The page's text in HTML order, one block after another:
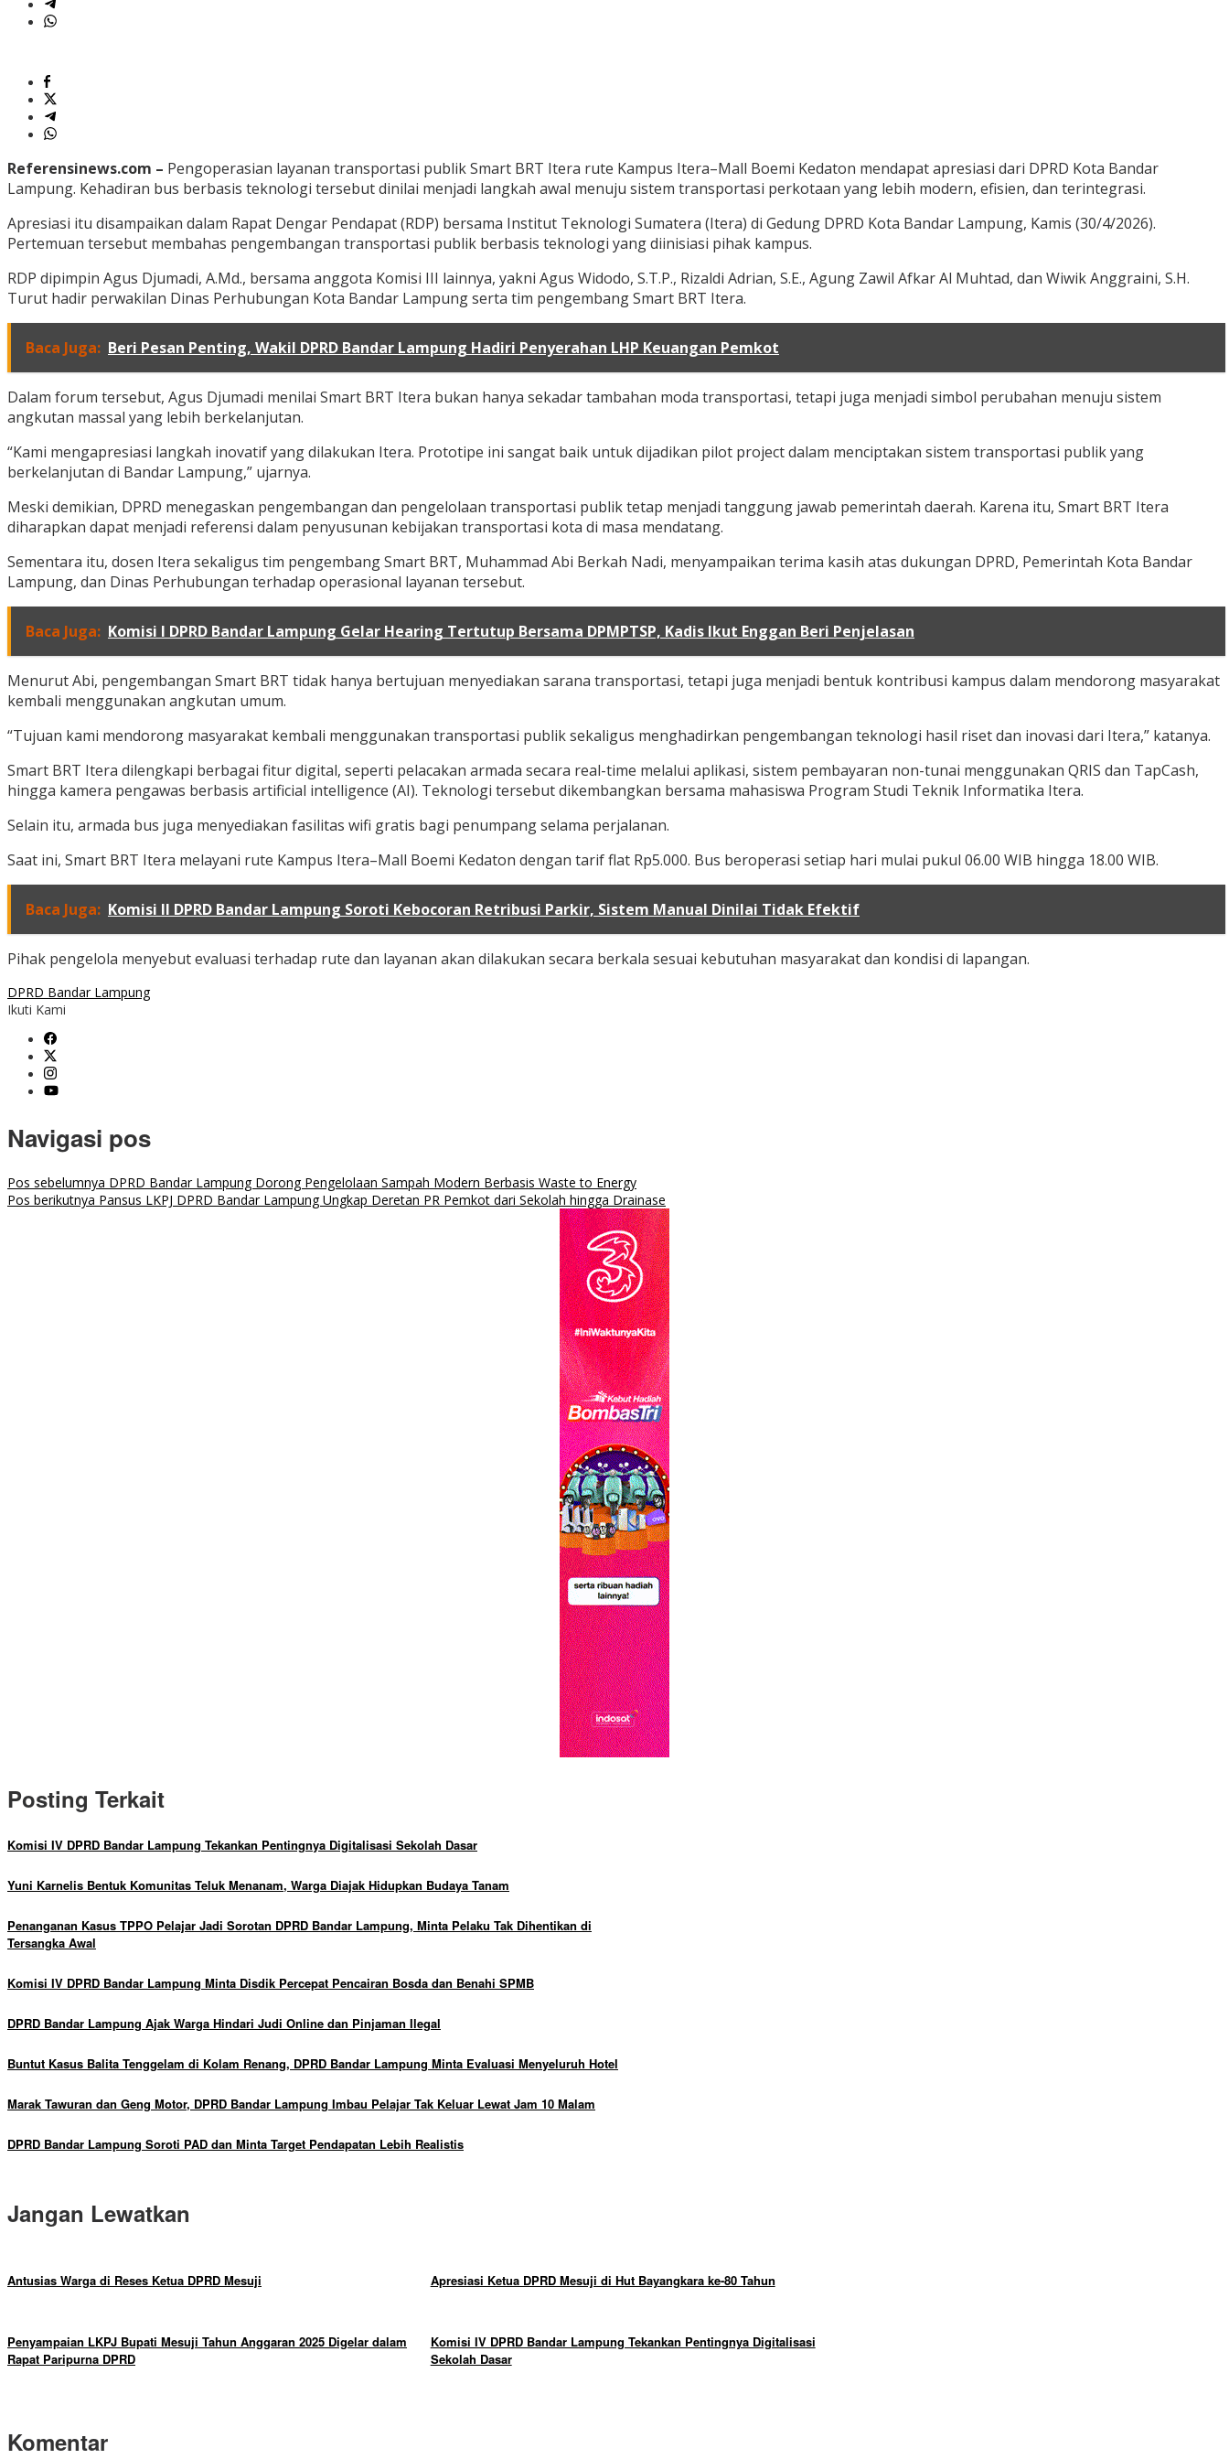
Referensinews.com – Pengoperasian layanan transportasi publik Smart BRT Itera rute Kampus Itera–Mall Boemi Kedaton mendapat apresiasi dari DPRD Kota Bandar
Lampung. Kehadiran bus berbasis teknologi tersebut dinilai menjadi langkah awal menuju sistem transportasi perkotaan yang lebih modern, efisien, dan terintegrasi.
Apresiasi itu disampaikan dalam Rapat Dengar Pendapat (RDP) bersama Institut Teknologi Sumatera (Itera) di Gedung DPRD Kota Bandar Lampung, Kamis (30/4/2026).
Pertemuan tersebut membahas pengembangan transportasi publik berbasis teknologi yang diinisiasi pihak kampus.
RDP dipimpin Agus Djumadi, A.Md., bersama anggota Komisi III lainnya, yakni Agus Widodo, S.T.P., Rizaldi Adrian, S.E., Agung Zawil Afkar Al Muhtad, dan Wiwik Anggraini, S.H.
Turut hadir perwakilan Dinas Perhubungan Kota Bandar Lampung serta tim pengembang Smart BRT Itera.
Baca Juga: Beri Pesan Penting, Wakil DPRD Bandar Lampung Hadiri Penyerahan LHP Keuangan Pemkot
Dalam forum tersebut, Agus Djumadi menilai Smart BRT Itera bukan hanya sekadar tambahan moda transportasi, tetapi juga menjadi simbol perubahan menuju sistem
angkutan massal yang lebih berkelanjutan.
“Kami mengapresiasi langkah inovatif yang dilakukan Itera. Prototipe ini sangat baik untuk dijadikan pilot project dalam menciptakan sistem transportasi publik yang
berkelanjutan di Bandar Lampung,” ujarnya.
Meski demikian, DPRD menegaskan pengembangan dan pengelolaan transportasi publik tetap menjadi tanggung jawab pemerintah daerah. Karena itu, Smart BRT Itera
diharapkan dapat menjadi referensi dalam penyusunan kebijakan transportasi kota di masa mendatang.
Sementara itu, dosen Itera sekaligus tim pengembang Smart BRT, Muhammad Abi Berkah Nadi, menyampaikan terima kasih atas dukungan DPRD, Pemerintah Kota Bandar
Lampung, dan Dinas Perhubungan terhadap operasional layanan tersebut.
Baca Juga: Komisi I DPRD Bandar Lampung Gelar Hearing Tertutup Bersama DPMPTSP, Kadis Ikut Enggan Beri Penjelasan
Menurut Abi, pengembangan Smart BRT tidak hanya bertujuan menyediakan sarana transportasi, tetapi juga menjadi bentuk kontribusi kampus dalam mendorong masyarakat
kembali menggunakan angkutan umum.
“Tujuan kami mendorong masyarakat kembali menggunakan transportasi publik sekaligus menghadirkan pengembangan teknologi hasil riset dan inovasi dari Itera,” katanya.
Smart BRT Itera dilengkapi berbagai fitur digital, seperti pelacakan armada secara real-time melalui aplikasi, sistem pembayaran non-tunai menggunakan QRIS dan TapCash,
hingga kamera pengawas berbasis artificial intelligence (AI). Teknologi tersebut dikembangkan bersama mahasiswa Program Studi Teknik Informatika Itera.
Selain itu, armada bus juga menyediakan fasilitas wifi gratis bagi penumpang selama perjalanan.
Saat ini, Smart BRT Itera melayani rute Kampus Itera–Mall Boemi Kedaton dengan tarif flat Rp5.000. Bus beroperasi setiap hari mulai pukul 06.00 WIB hingga 18.00 WIB.
Baca Juga: Komisi II DPRD Bandar Lampung Soroti Kebocoran Retribusi Parkir, Sistem Manual Dinilai Tidak Efektif
Pihak pengelola menyebut evaluasi terhadap rute dan layanan akan dilakukan secara berkala sesuai kebutuhan masyarakat dan kondisi di lapangan.
DPRD Bandar Lampung
Ikuti Kami
Navigasi pos
Pos sebelumnya DPRD Bandar Lampung Dorong Pengelolaan Sampah Modern Berbasis Waste to Energy
Pos berikutnya Pansus LKPJ DPRD Bandar Lampung Ungkap Deretan PR Pemkot dari Sekolah hingga Drainase
Posting Terkait
Komisi IV DPRD Bandar Lampung Tekankan Pentingnya Digitalisasi Sekolah Dasar
Yuni Karnelis Bentuk Komunitas Teluk Menanam, Warga Diajak Hidupkan Budaya Tanam
Penanganan Kasus TPPO Pelajar Jadi Sorotan DPRD Bandar Lampung, Minta Pelaku Tak Dihentikan di
Tersangka Awal
Komisi IV DPRD Bandar Lampung Minta Disdik Percepat Pencairan Bosda dan Benahi SPMB
DPRD Bandar Lampung Ajak Warga Hindari Judi Online dan Pinjaman Ilegal
Buntut Kasus Balita Tenggelam di Kolam Renang, DPRD Bandar Lampung Minta Evaluasi Menyeluruh Hotel
Marak Tawuran dan Geng Motor, DPRD Bandar Lampung Imbau Pelajar Tak Keluar Lewat Jam 10 Malam
DPRD Bandar Lampung Soroti PAD dan Minta Target Pendapatan Lebih Realistis
Jangan Lewatkan
Antusias Warga di Reses Ketua DPRD Mesuji Apresiasi Ketua DPRD Mesuji di Hut Bayangkara ke-80 Tahun
Penyampaian LKPJ Bupati Mesuji Tahun Anggaran 2025 Digelar dalam
Rapat Paripurna DPRD
Komisi IV DPRD Bandar Lampung Tekankan Pentingnya Digitalisasi
Sekolah Dasar
Komentar